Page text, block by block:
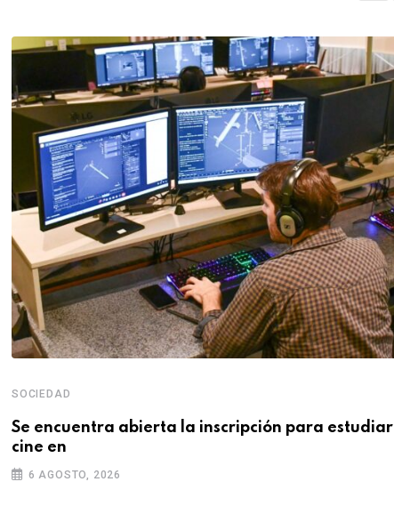
SOCIEDAD
Se encuentra abierta la inscripción para estudiar
cine en
6 AGOSTO, 2026